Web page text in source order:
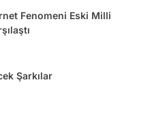
Fenomeni Eski Milli
Şarkılar